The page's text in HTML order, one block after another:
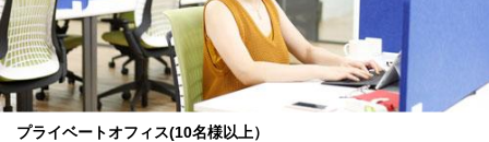
プライベートオフィス(10名様以上）